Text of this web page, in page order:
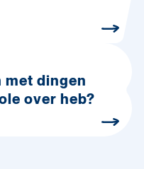
met dingen
over heb?